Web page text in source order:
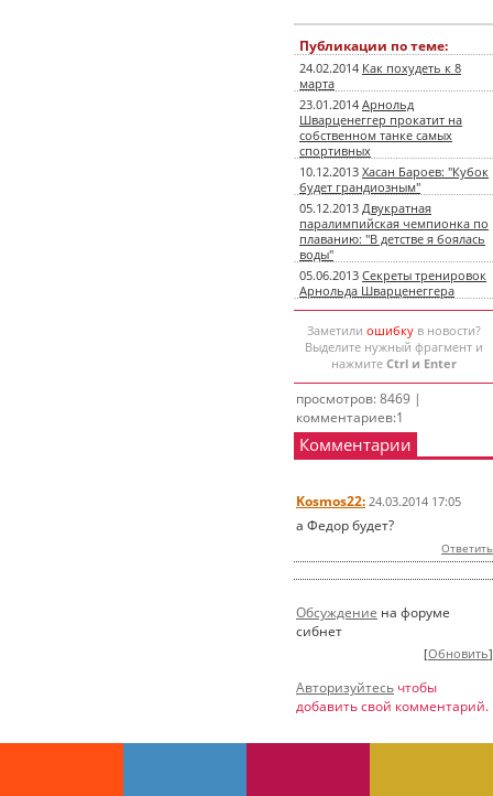
Публикации по теме:
24.02.2014 Как похудеть к 8
марта
23.01.2014 Арнольд
Шварценеггер прокатит на
собственном танке самых
спортивных
10.12.2013 Хасан Бароев: "Кубок
будет грандиозным"
05.12.2013 Двукратная
паралимпийская чемпионка по
плаванию: "В детстве я боялась
воды"
05.06.2013 Секреты тренировок
Арнольда Шварценеггера
Заметили ошибкув новости?
Выделите нужный фрагмент и
нажмите Ctrl и Enter
просмотров: 8469 |
комментариев:1
Комментарии
Kosmos22: 24.03.2014 17:05
а Федор будет?
Ответить
Обсуждение на форуме
сибнет
[Обновить]
Авторизуйтесь чтобы
добавить свой комментарий.